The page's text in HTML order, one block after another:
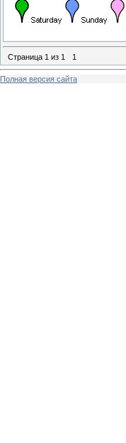
Страница 1 из 1 1
Полная версия сайта